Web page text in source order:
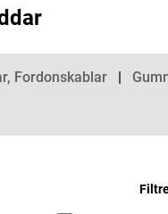
Fordonskablar